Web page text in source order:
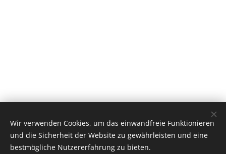
Wir verwenden Cookies, um das einwandfreie Funktionieren
und die Sicherheit der Website zu gewährleisten und eine
bestmögliche Nutzererfahrung zu bieten.